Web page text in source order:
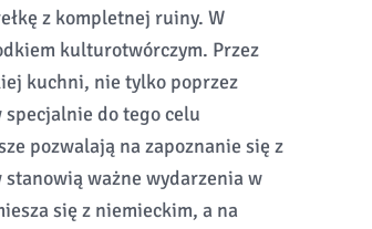
z kompletnej ruiny. W
kulturotwórczym. Przez
kuchni, nie tylko poprzez
do tego celu
pozwalają na zapoznanie się z
ważne wydarzenia w
się z niemieckim, a na